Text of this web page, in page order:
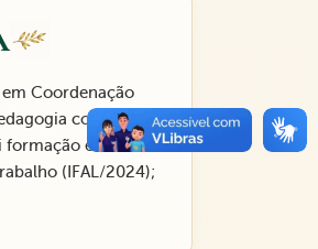
Coordenação
com ênfase
formação em curso
(IFAL/2024);